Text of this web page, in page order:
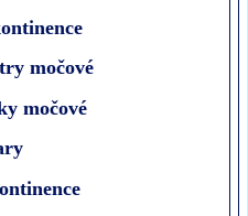
močové
močové